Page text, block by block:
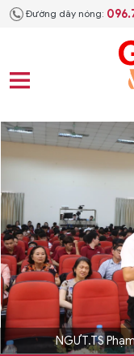
Đường dây nóng:
NGƯT.TS